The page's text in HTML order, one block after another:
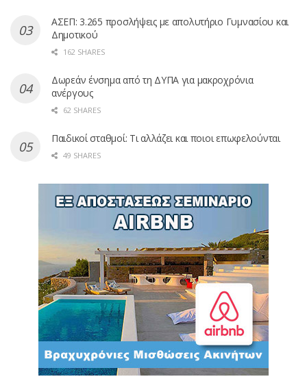
ΑΣΕΠ: 3.265 προσλήψεις με απολυτήριο Γυμνασίου και
Δημοτικού
162 SHARES
Δωρεάν ένσημα από τη ΔΥΠΑ για μακροχρόνια
ανέργους
62 SHARES
Παιδικοί σταθμοί: Τι αλλάζει και ποιοι επωφελούνται
49 SHARES